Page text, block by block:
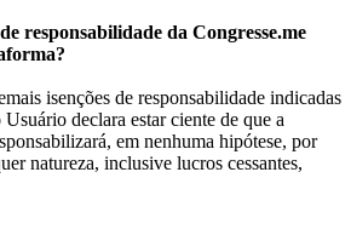
responsabilidade da Congresse.me
isenções de responsabilidade indicadas
declara estar ciente de que a
em nenhuma hipótese, por
natureza, inclusive lucros cessantes,